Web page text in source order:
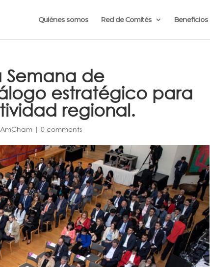
Quiénes somos Red de Comités Beneficios
Semana de
estratégico para
regional.
|0 comments